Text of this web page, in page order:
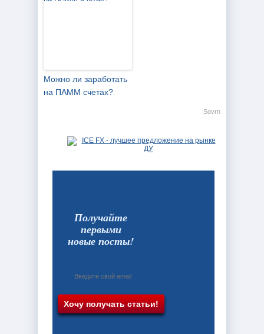
Можно ли заработать
на ПАММ счетах?
Sovrn
Получайте
первыми
новые посты!